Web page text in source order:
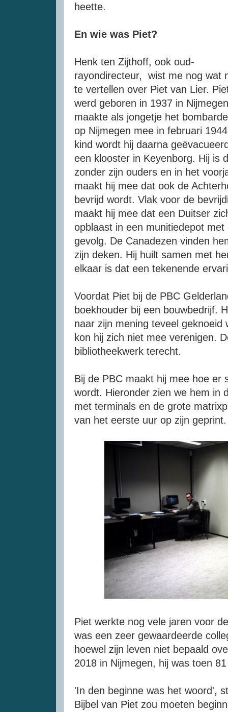
heette.
En wie was Piet?
Henk ten Zijthoff, ook oud-
rayondirecteur, wist me nog wat
te vertellen over Piet van Lier.
werd geboren in 1937 in
maakte als jongetje het
op Nijmegen mee in februari
kind wordt hij daarna
een klooster in Keyenborg. Hij is
zonder zijn ouders en in het
maakt hij mee dat ook de
bevrijd wordt. Vlak voor de
maakt hij mee dat een Duitser
opblaast in een munitiedepot
gevolg. De Canadezen vinden
zijn deken. Hij huilt samen met
elkaar is dat een tekenende
Voordat Piet bij de PBC
boekhouder bij een bouwbedrijf.
naar zijn mening teveel
kon hij zich niet mee verenigen.
bibliotheekwerk terecht.
Bij de PBC maakt hij mee hoe er
wordt. Hieronder zien we hem in
met terminals en de grote
van het eerste uur op zijn
Piet werkte nog vele jaren voor
was een zeer gewaardeerde
hoewel zijn leven niet bepaald
2018 in Nijmegen, hij was toen
'In den beginne was het woord',
Bijbel van Piet zou moeten